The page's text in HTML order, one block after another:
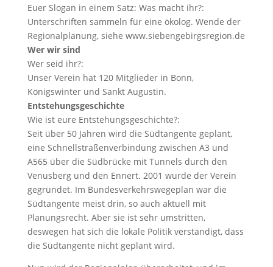
Euer Slogan in einem Satz: Was macht ihr?:
Unterschriften sammeln für eine ökolog. Wende der
Regionalplanung, siehe www.siebengebirgsregion.de
Wer wir sind
Wer seid ihr?:
Unser Verein hat 120 Mitglieder in Bonn,
Königswinter und Sankt Augustin.
Entstehungsgeschichte
Wie ist eure Entstehungsgeschichte?:
Seit über 50 Jahren wird die Südtangente geplant,
eine Schnellstraßenverbindung zwischen A3 und
A565 über die Südbrücke mit Tunnels durch den
Venusberg und den Ennert. 2001 wurde der Verein
gegründet. Im Bundesverkehrswegeplan war die
Südtangente meist drin, so auch aktuell mit
Planungsrecht. Aber sie ist sehr umstritten,
deswegen hat sich die lokale Politik verständigt, dass
die Südtangente nicht geplant wird.